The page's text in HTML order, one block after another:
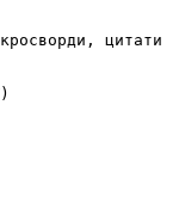
цитати